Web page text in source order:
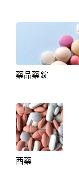
藥品藥錠
西藥